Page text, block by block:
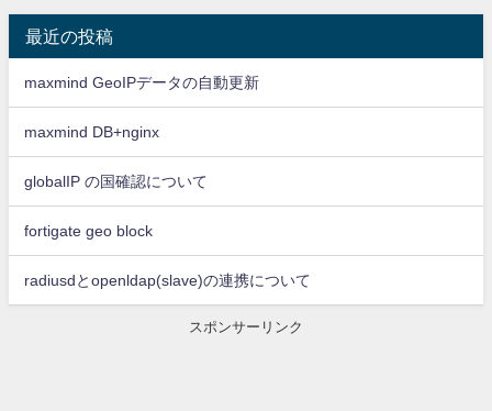
最近の投稿
maxmind GeoIPデータの自動更新
maxmind DB+nginx
globalIP の国確認について
fortigate geo block
radiusdとopenldap(slave)の連携について
スポンサーリンク